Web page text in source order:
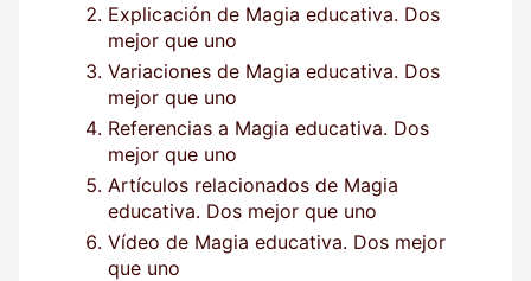
Explicación de Magia educativa. Dos
mejor que uno
Variaciones de Magia educativa. Dos
mejor que uno
Referencias a Magia educativa. Dos
mejor que uno
Artículos relacionados de Magia
educativa. Dos mejor que uno
Vídeo de Magia educativa. Dos mejor
que uno